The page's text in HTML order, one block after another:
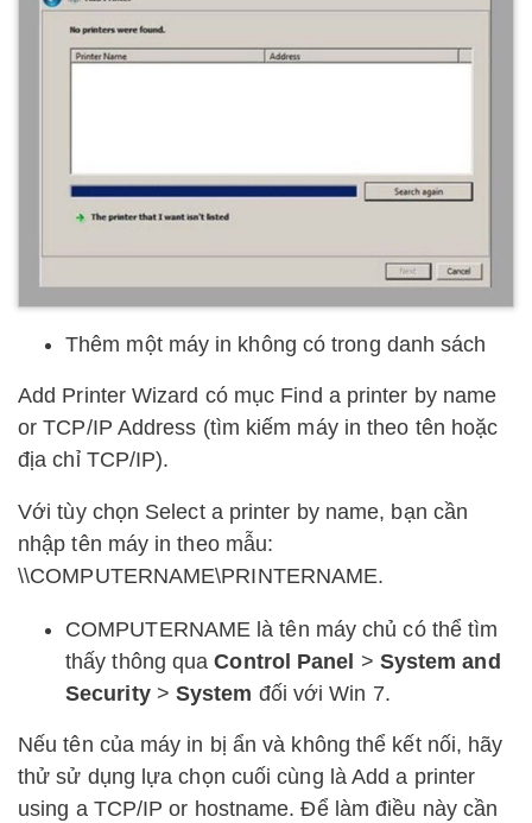
Thêm một máy in không có trong danh sách
Add Printer Wizard có mục Find a printer by name
or TCP/IP Address (tìm kiếm máy in theo tên hoặc
địa chỉ TCP/IP).
Với tùy chọn Select a printer by name, bạn cần
nhập tên máy in theo mẫu:
\\COMPUTERNAME\PRINTERNAME.
COMPUTERNAME là tên máy chủ có thể tìm
thấy thông quaControl Panel > System and
Security> System đối với Win 7.
Nếu tên của máy in bị ẩn và không thể kết nối, hãy
thử sử dụng lựa chọn cuối cùng là Add a printer
using a TCP/IP or hostname. Để làm điều này cần